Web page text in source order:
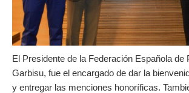
El Presidente de la Federación Española de
Garbisu, fue el encargado de dar la
y entregar las menciones honoríficas.